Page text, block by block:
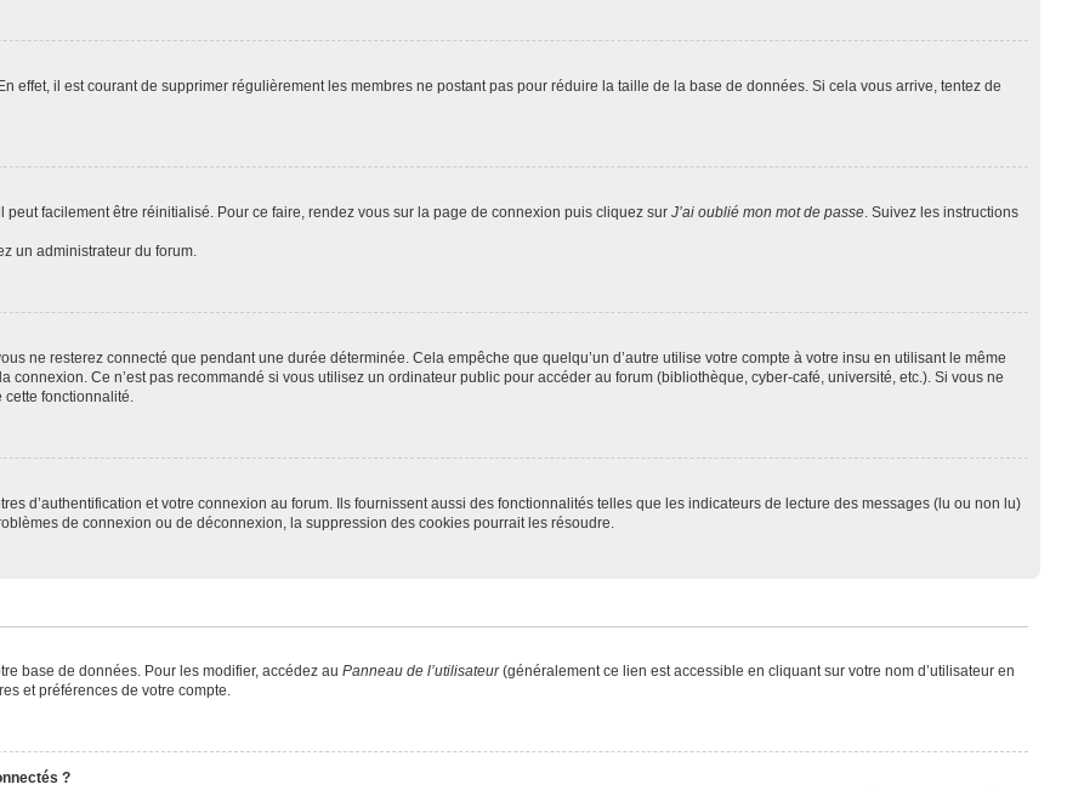
effet, il est courant de supprimer régulièrement les membres ne postant pas pour réduire la taille de la base de données. Si cela vous arrive, tentez de
facilement être réinitialisé. Pour ce faire, rendez vous sur la page de connexion puis cliquez sur J’ai oublié mon mot de passe. Suivez les instructions
un administrateur du forum.
ne resterez connecté que pendant une durée déterminée. Cela empêche que quelqu’un d’autre utilise votre compte à votre insu en utilisant le même
connexion. Ce n’est pas recommandé si vous utilisez un ordinateur public pour accéder au forum (bibliothèque, cyber-café, université, etc.). Si vous ne
cette fonctionnalité.
d’authentification et votre connexion au forum. Ils fournissent aussi des fonctionnalités telles que les indicateurs de lecture des messages (lu ou non lu)
de connexion ou de déconnexion, la suppression des cookies pourrait les résoudre.
base de données. Pour les modifier, accédez au Panneau de l’utilisateur(généralement ce lien est accessible en cliquant sur votre nom d’utilisateur en
et préférences de votre compte.
?